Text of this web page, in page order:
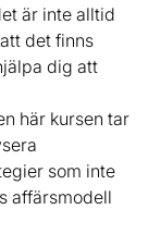
är inte alltid
det finns
dig att
här kursen tar
som inte
affärsmodell